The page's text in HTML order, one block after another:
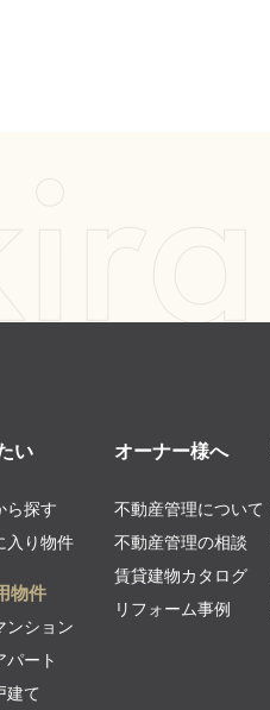
い
ら探す
入り物件
物件
ンション
パート
建て
オーナー様へ
不動産管理について
不動産管理の相談
賃貸建物カタログ
リフォーム事例